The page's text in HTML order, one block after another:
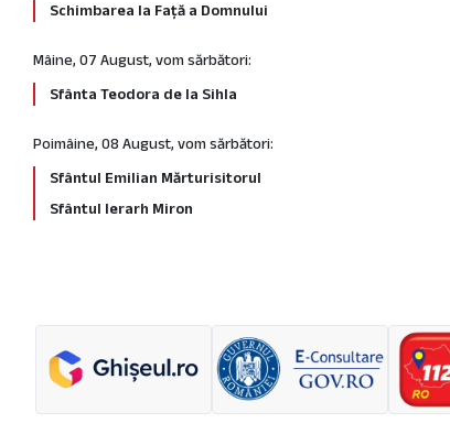
Schimbarea la Față a Domnului
Mâine, 07 August, vom sărbători:
Sfânta Teodora de la Sihla
Poimâine, 08 August, vom sărbători:
Sfântul Emilian Mărturisitorul
Sfântul Ierarh Miron